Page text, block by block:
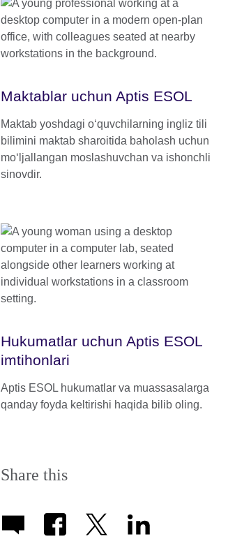
Maktablar uchun Aptis ESOL
Maktab yoshdagi oʻquvchilarning ingliz tili
bilimini maktab sharoitida baholash uchun
moʻljallangan moslashuvchan va ishonchli
sinovdir.
Hukumatlar uchun Aptis ESOL
imtihonlari
Aptis ESOL hukumatlar va muassasalarga
qanday foyda keltirishi haqida bilib oling.
Share this